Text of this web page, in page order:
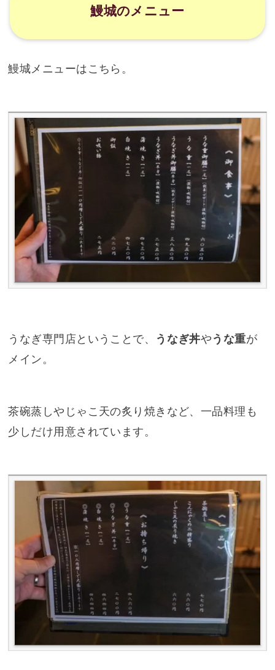
鰻城のメニュー
鰻城メニューはこちら。
うなぎ専門店ということで、 うなぎ丼や うな重が
メイン。
茶碗蒸しやじゃこ天の炙り焼きなど、一品料理も
少しだけ用意されています。